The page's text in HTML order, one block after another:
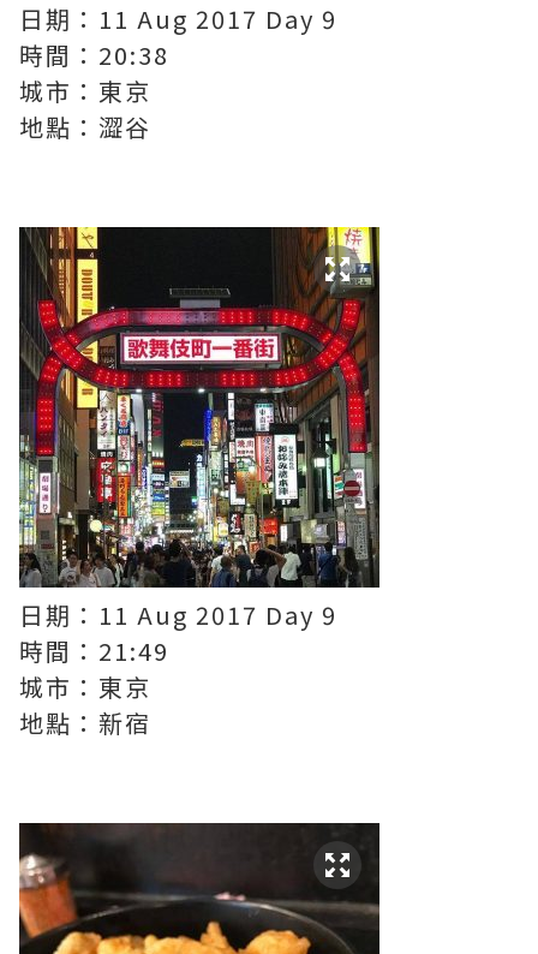
日期：11 Aug 2017 Day 9
時間：20:38
城市：東京
地點：澀谷
日期：11 Aug 2017 Day 9
時間：21:49
城市：東京
地點：新宿